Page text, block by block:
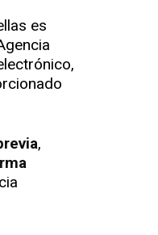
es
,